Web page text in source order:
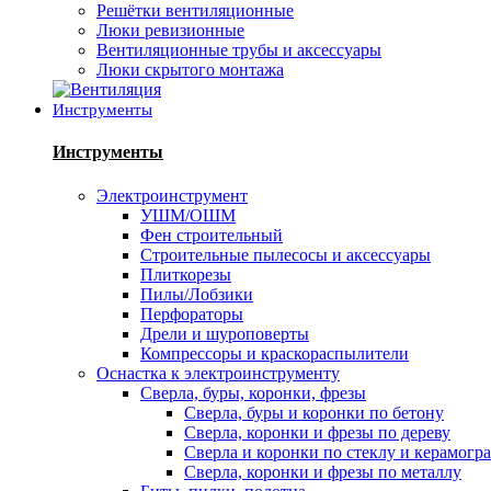
Решётки вентиляционные
Люки ревизионные
Вентиляционные трубы и аксессуары
Люки скрытого монтажа
Инструменты
Инструменты
Электроинструмент
УШМ/ОШМ
Фен строительный
Строительные пылесосы и аксессуары
Плиткорезы
Пилы/Лобзики
Перфораторы
Дрели и шуроповерты
Компрессоры и краскораспылители
Оснастка к электроинструменту
Сверла, буры, коронки, фрезы
Сверла, буры и коронки по бетону
Сверла, коронки и фрезы по дереву
Сверла и коронки по стеклу и
Сверла, коронки и фрезы по металлу